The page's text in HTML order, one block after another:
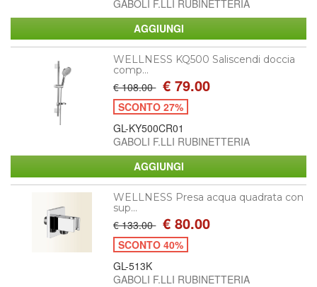
GABOLI F.LLI RUBINETTERIA
WELLNESS KQ500 Saliscendi doccia
comp...
€ 108.00 € 79.00
SCONTO 27%
GL-KY500CR01
GABOLI F.LLI RUBINETTERIA
WELLNESS Presa acqua quadrata con
sup...
€ 133.00 € 80.00
SCONTO 40%
GL-513K
GABOLI F.LLI RUBINETTERIA